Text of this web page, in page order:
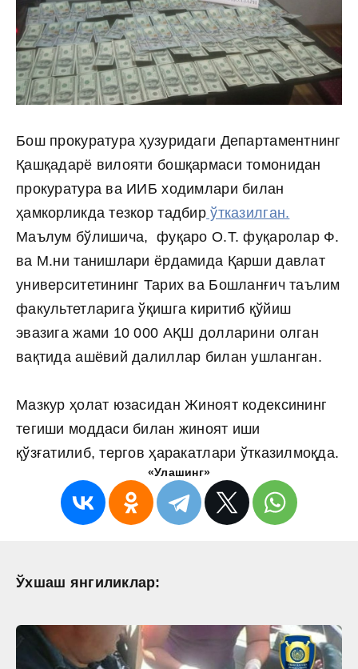
Бош прокуратура ҳузуридаги Департаментнинг
Қашқадарё вилояти бошқармаси томонидан
прокуратура ва ИИБ ходимлари билан
ҳамкорликда тезкор тадбир ўтказилган.
Маълум бўлишича, фуқаро О.Т. фуқаролар Ф.
ва М.ни танишлари ёрдамида Қарши давлат
университетининг Тарих ва Бошланғич таълим
факультетларига ўқишга киритиб қўйиш
эвазига жами 10 000 АҚШ долларини олган
вақтида ашёвий далиллар билан ушланган.
Мазкур ҳолат юзасидан Жиноят кодексининг
тегиши моддаси билан жиноят иши
қўзғатилиб, тергов ҳаракатлари ўтказилмоқда.
«Улашинг»
Ўхшаш янгиликлар: